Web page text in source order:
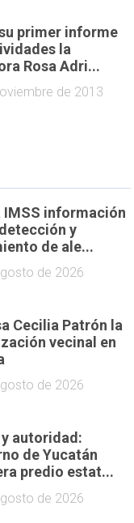
primer informe
la
Rosa Adri...
de 2013
IMSS información
y
de ale...
de 2026
Cecilia Patrón la
vecinal en
de 2026
autoridad:
de Yucatán
predio estat...
de 2026